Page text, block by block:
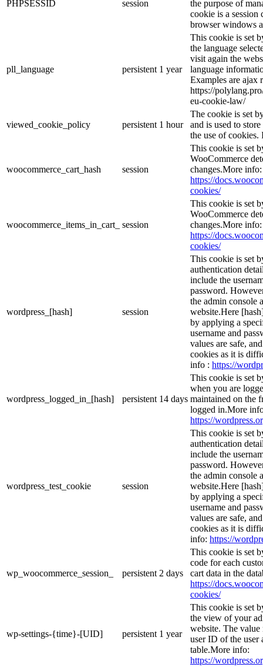
PHPSESSID session
the purpose of
cookie is a session
browser windows
pll_language persistent 1 year
This cookie is set
the language
visit again the
language
Examples are ajax
https://
eu-cookie-law/
viewed_cookie_policy persistent 1 hour
The cookie is set
and is used to
the use of cookies.
woocommerce_cart_hash session
This cookie is set
WooCommerce
changes.More info:
https://
cookies/
woocommerce_items_in_cart_ session
This cookie is set
WooCommerce
changes.More info:
https://
cookies/
wordpress_[hash] session
This cookie is set
authentication
include the
password.
the admin console
website.Here
by applying a
username and
values are safe,
cookies as it is
info : https://
wordpress_logged_in_[hash] persistent 14 days
This cookie is set
when you are
maintained on the
logged in.More
https://
wordpress_test_cookie session
This cookie is set
authentication
include the
password.
the admin console
website.Here
by applying a
username and
values are safe,
cookies as it is
info: https://
wp_woocommerce_session_ persistent 2 days
This cookie is set
code for each
cart data in the
https://
cookies/
wp-settings-{time}-[UID] persistent 1 year
This cookie is set
the view of your
website. The
user ID of the user
table.More info:
https://